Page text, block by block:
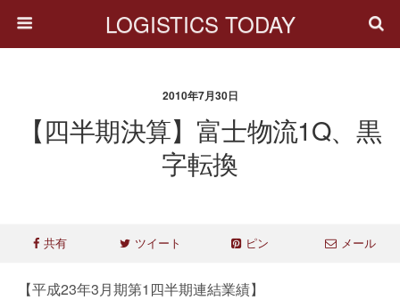
LOGISTICS TODAY
2010年7月30日
【四半期決算】富士物流1Q、黒
字転換
共有 ツイート ピン メール
【平成23年3月期第1四半期連結業績】